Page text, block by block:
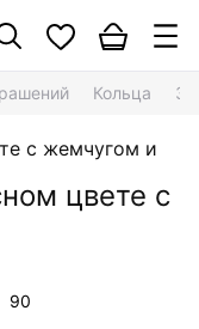
Кольца
цвете с
90